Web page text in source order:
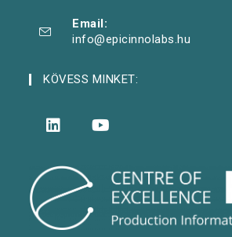
Email:
info@epicinnolabs.hu
KÖVESS MINKET: